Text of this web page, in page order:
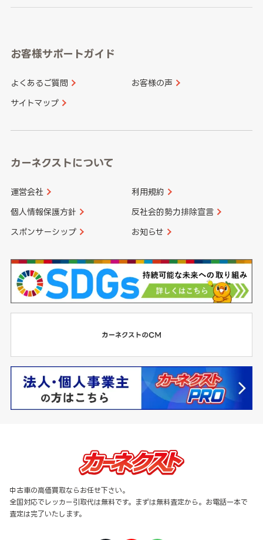
愛知県
和歌山県
山口県
香川県 愛媛県
長崎県
大分県 宮崎県
お客様サポートガイド
よくあるご質問 お客様の声
サイトマップ
カーネクストについて
運営会社 利用規約
個人情報保護方針 反社会的勢力排除宣言
スポンサーシップ お知らせ
中古車の高価買取ならお任せ下さい。
全国対応でレッカー引取代は無料です。まずは無料査定から。お電話一本で
査定は完了いたします。